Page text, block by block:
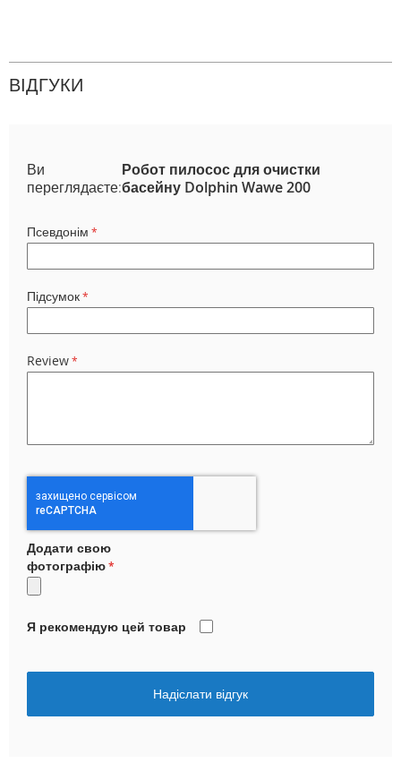
ВІДГУКИ
Ви
переглядаєте:
Робот пилосос для очистки
басейну Dolphin Wawe 200
Псевдонім
Підсумок
Review
Додати свою
фотографію
Я рекомендую цей товар
Надіслати відгук